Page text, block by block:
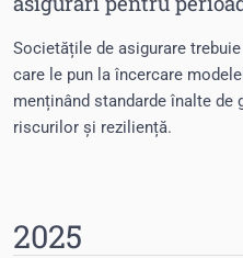
Societățile de asigurare
care le pun la încercare
menținând standarde înalte de
riscurilor și reziliență.
2025